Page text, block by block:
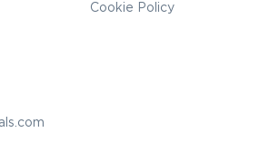
Cookie Policy